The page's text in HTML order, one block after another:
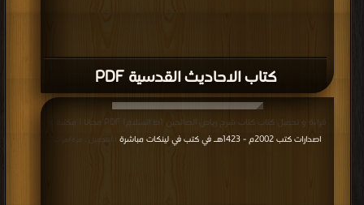
كتاب الاحاديث القدسية PDF
قراءة و تحميل كتاب كتاب شرح رياض الصالحين (ط السلام) PDF مجانا | مكتبة >
اصدارات كتب 2002م - 1423هـ في كتب في لينكات مباشرة
| التحميل : مرة/مرات